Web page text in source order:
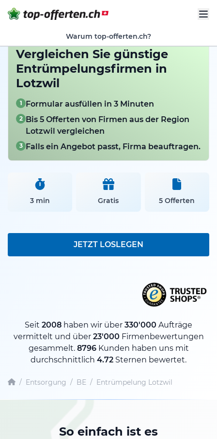
Warum top-offerten.ch?
Vergleichen Sie günstige
Entrümpelungsfirmen in
Lotzwil
1 Formular ausfüllen in 3 Minuten
2 Bis 5 Offerten von Firmen aus der Region
Lotzwil vergleichen
3 Falls ein Angebot passt, Firma beauftragen.
3 min Gratis 5 Offerten
JETZT LOSLEGEN
Seit 2008 haben wir über 330'000 Aufträge
vermittelt und über 23'000 Firmenbewertungen
gesammelt. 8796Kunden haben uns mit
durchschnittlich 4.72 Sternen bewertet.
/ Entsorgung / BE / Entrümpelung Lotzwil
So einfach ist es